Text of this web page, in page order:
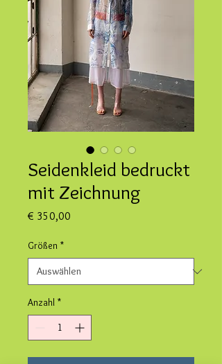
Seidenkleid bedruckt
mit Zeichnung
€ 350,00
Größen *
Anzahl *